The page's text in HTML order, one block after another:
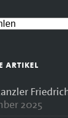
ARTIKEL
2025